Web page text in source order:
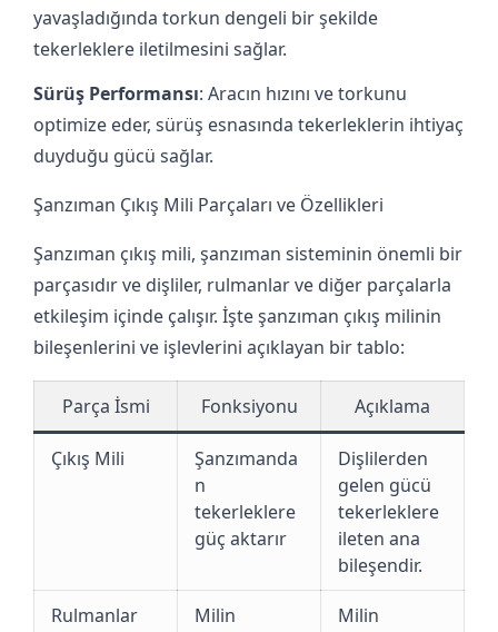
yavaşladığında torkun dengeli bir şekilde
tekerleklere iletilmesini sağlar.
Sürüş Performansı: Aracın hızını ve torkunu
optimize eder, sürüş esnasında tekerleklerin ihtiyaç
duyduğu gücü sağlar.
Şanzıman Çıkış Mili Parçaları ve Özellikleri
Şanzıman çıkış mili, şanzıman sisteminin önemli bir
parçasıdır ve dişliler, rulmanlar ve diğer parçalarla
etkileşim içinde çalışır. İşte şanzıman çıkış milinin
bileşenlerini ve işlevlerini açıklayan bir tablo:
Parça İsmi Fonksiyonu Açıklama
Çıkış Mili
Şanzımanda
n
tekerleklere
güç aktarır
Dişlilerden
gelen gücü
tekerleklere
ileten ana
bileşendir.
Rulmanlar
Milin
Milin